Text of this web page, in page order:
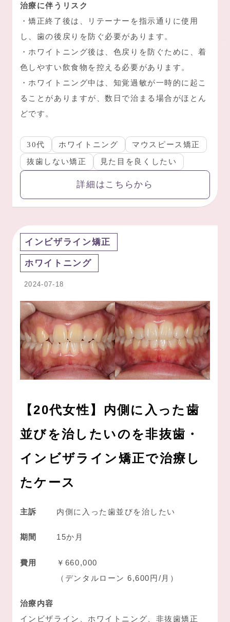
治療に伴うリスク
・矯正終了後は、リテーナーを指示通りに使用
し、歯の後戻りを防ぐ必要があります。
・ホワイトニング後は、色戻りを防ぐために、着
色しやすい飲食物を控える必要があります。
・ホワイトニング中は、知覚過敏が一時的に起こ
ることがありますが、数日で治まる場合がほとん
どです。
30代 ホワイトニング
マウスピース矯正
抜歯しない矯正
見た目を良くしたい
詳細はこちらから
インビザライン矯正
ホワイトニング
2024-07-18
【20代女性】内側に入った歯
並びを治したいのを非抜歯・
インビザライン矯正で治療し
たケース
主訴 内側に入った歯並びを治したい
期間 15か月
費用
￥660,000
（デンタルローン 6,600円/月）
治療内容
インビザライン、ホワイトニング、非抜歯矯正